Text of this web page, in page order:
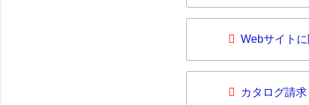
Webサイト
カタログ請求